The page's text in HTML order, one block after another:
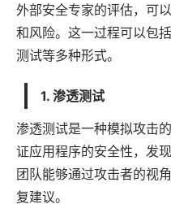
外部安全专家的评估，可
和风险。这一过程可以包
测试等多种形式。
1. 渗透测试
渗透测试是一种模拟攻击
证应用程序的安全性，发
团队能够通过攻击者的视
复建议。